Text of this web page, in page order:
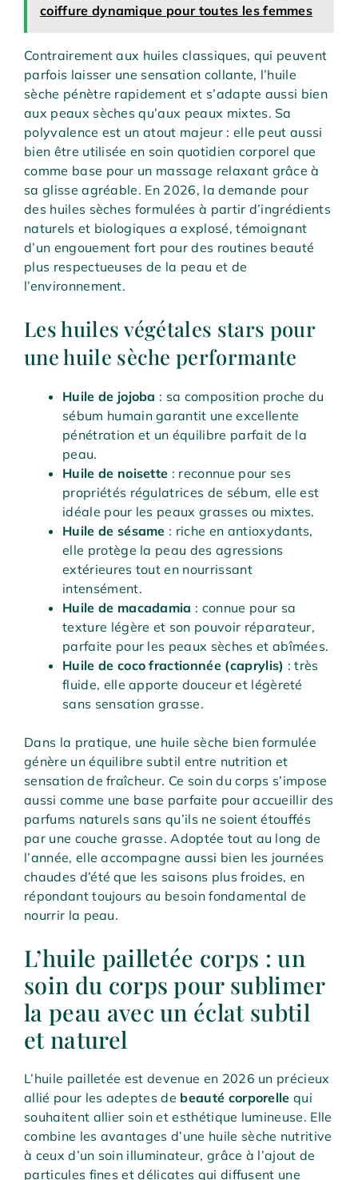
coiffure dynamique pour toutes les femmes
Contrairement aux huiles classiques, qui peuvent
parfois laisser une sensation collante, l’huile
sèche pénètre rapidement et s’adapte aussi bien
aux peaux sèches qu’aux peaux mixtes. Sa
polyvalence est un atout majeur : elle peut aussi
bien être utilisée en soin quotidien corporel que
comme base pour un massage relaxant grâce à
sa glisse agréable. En 2026, la demande pour
des huiles sèches formulées à partir d’ingrédients
naturels et biologiques a explosé, témoignant
d’un engouement fort pour des routines beauté
plus respectueuses de la peau et de
l’environnement.
Les huiles végétales stars pour
une huile sèche performante
Huile de jojoba : sa composition proche du
sébum humain garantit une excellente
pénétration et un équilibre parfait de la
peau.
Huile de noisette : reconnue pour ses
propriétés régulatrices de sébum, elle est
idéale pour les peaux grasses ou mixtes.
Huile de sésame : riche en antioxydants,
elle protège la peau des agressions
extérieures tout en nourrissant
intensément.
Huile de macadamia : connue pour sa
texture légère et son pouvoir réparateur,
parfaite pour les peaux sèches et abîmées.
Huile de coco fractionnée (caprylis) : très
fluide, elle apporte douceur et légèreté
sans sensation grasse.
Dans la pratique, une huile sèche bien formulée
génère un équilibre subtil entre nutrition et
sensation de fraîcheur. Ce soin du corps s’impose
aussi comme une base parfaite pour accueillir des
parfums naturels sans qu’ils ne soient étouffés
par une couche grasse. Adoptée tout au long de
l’année, elle accompagne aussi bien les journées
chaudes d’été que les saisons plus froides, en
répondant toujours au besoin fondamental de
nourrir la peau.
L’huile pailletée corps : un
soin du corps pour sublimer
la peau avec un éclat subtil
et naturel
L’huile pailletée est devenue en 2026 un précieux
allié pour les adeptes de beauté corporelle qui
souhaitent allier soin et esthétique lumineuse. Elle
combine les avantages d’une huile sèche nutritive
à ceux d’un soin illuminateur, grâce à l’ajout de
particules fines et délicates qui diffusent une